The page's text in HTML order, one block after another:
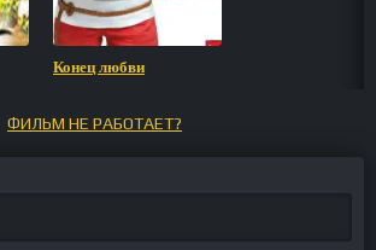
Конец любви
ФИЛЬМ НЕ РАБОТАЕТ?